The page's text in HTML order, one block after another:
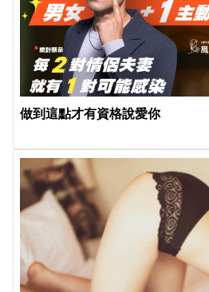
做到這點才有資格說愛你